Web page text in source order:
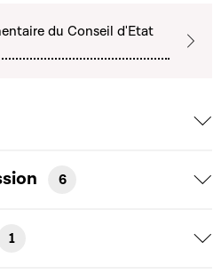
du Conseil d'Etat
6
1